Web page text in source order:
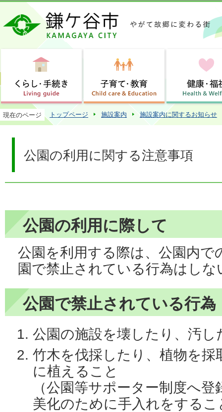
この
現在のページ トップページ 施設案内 施設案内に関するお知らせ
公園の利用に関する注意事項
公園の利用に際して
公園を利用する際は、公園内で
園で禁止されている行為はし
公園で禁止されている行為
公園の施設を壊したり、汚し
竹木を伐採したり、植物を
に植えること
（公園等サポーター制度へ
美化のために手入れをする